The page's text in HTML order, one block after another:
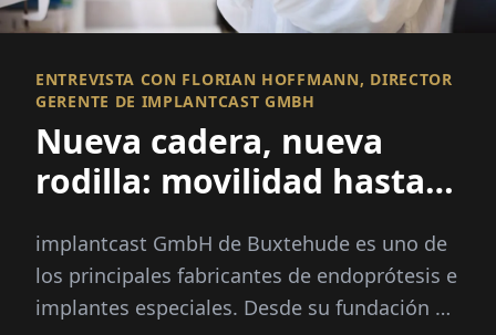
ENTREVISTA CON FLORIAN HOFFMANN, DIRECTOR
GERENTE DE IMPLANTCAST GMBH
Nueva cadera, nueva
rodilla: movilidad hasta
implantcast GmbH de Buxtehude es uno de
los principales fabricantes de endoprótesis e
implantes especiales. Desde su fundación en